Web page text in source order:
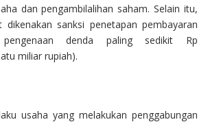
dan pengambilalihan saham. Selain itu,
dikenakan sanksi penetapan pembayaran
denda paling sedikit Rp
miliar rupiah).
usaha yang melakukan penggabungan